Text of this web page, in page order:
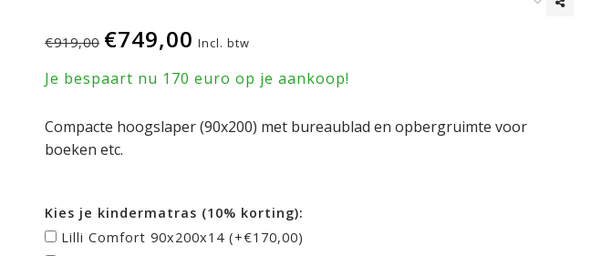
€919,00 €749,00 Incl. btw
Je bespaart nu 170 euro op je aankoop!
Compacte hoogslaper (90x200) met bureaublad en opbergruimte voor
boeken etc.
Kies je kindermatras (10% korting):
Lilli Comfort 90x200x14 (+€170,00)